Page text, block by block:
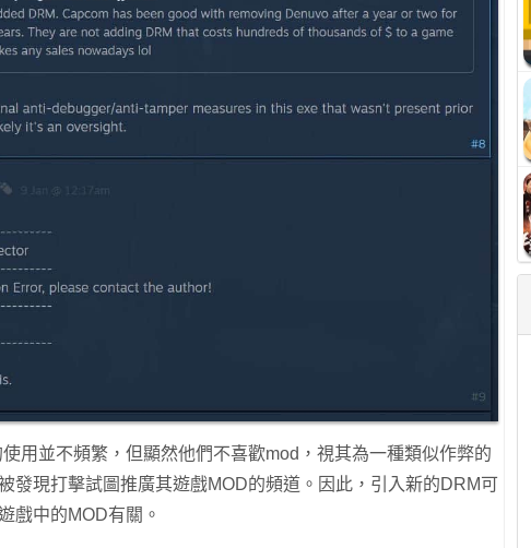
用並不頻繁，但顯然他們不喜歡mod，視其為一種類似作弊的
發現打擊試圖推廣其遊戲MOD的頻道。因此，引入新的DRM可
戲中的MOD有關。